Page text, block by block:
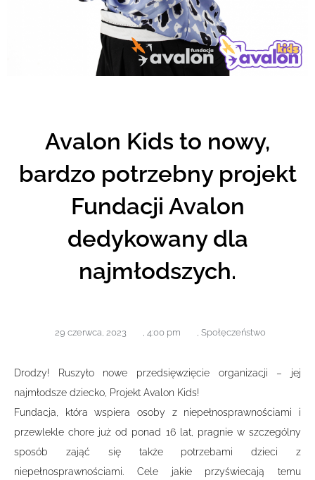
Avalon Kids to nowy,
bardzo potrzebny projekt
Fundacji Avalon
dedykowany dla
najmłodszych.
29 czerwca, 2023 4:00 pm Społęczeństwo
Drodzy! Ruszyło nowe przedsięwzięcie organizacji – jej
najmłodsze dziecko, Projekt Avalon Kids!
Fundacja, która wspiera osoby z niepełnosprawnościami i
przewlekle chore już od ponad 16 lat, pragnie w szczególny
sposób zająć się także potrzebami dzieci z
niepełnosprawnościami. Cele jakie przyświecają temu